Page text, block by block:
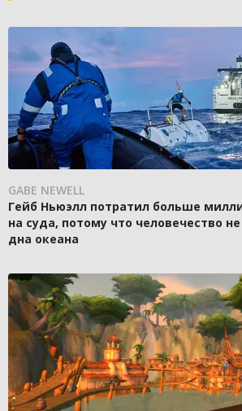
GABE NEWELL
Гейб Ньюэлл потратил больше
на суда, потому что человечество
дна океана